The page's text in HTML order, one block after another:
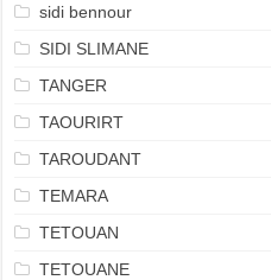
sidi bennour
SIDI SLIMANE
TANGER
TAOURIRT
TAROUDANT
TEMARA
TETOUAN
TETOUANE